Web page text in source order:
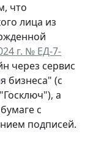
что
лица из
г. № ЕД-7-
через сервис
бизнеса" (с
а
с
подписей.